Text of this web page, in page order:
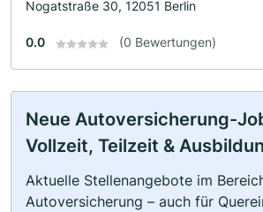
Nogatstraße 30, 12051 Berlin
0.0 (0 Bewertungen)
Neue Autoversicherung-
Vollzeit, Teilzeit &
Aktuelle Stellenangebote im
Autoversicherung – auch für